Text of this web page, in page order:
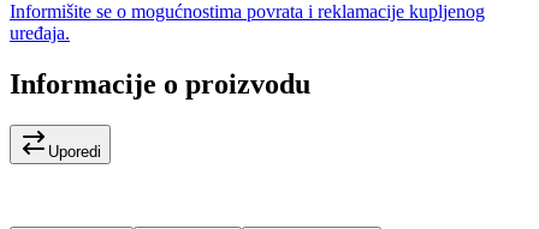
Informišite se o mogućnostima povrata i reklamacije kupljenog
uređaja.
Informacije o proizvodu
Uporedi